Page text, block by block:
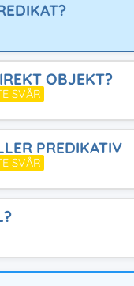
OBJEKT?
SVÅR
PREDIKATIV
SVÅR